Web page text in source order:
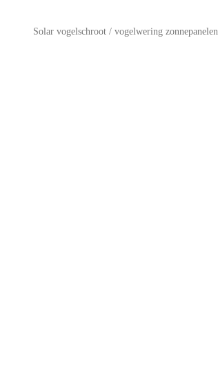
Solar vogelschroot / vogelwering zonnepanelen